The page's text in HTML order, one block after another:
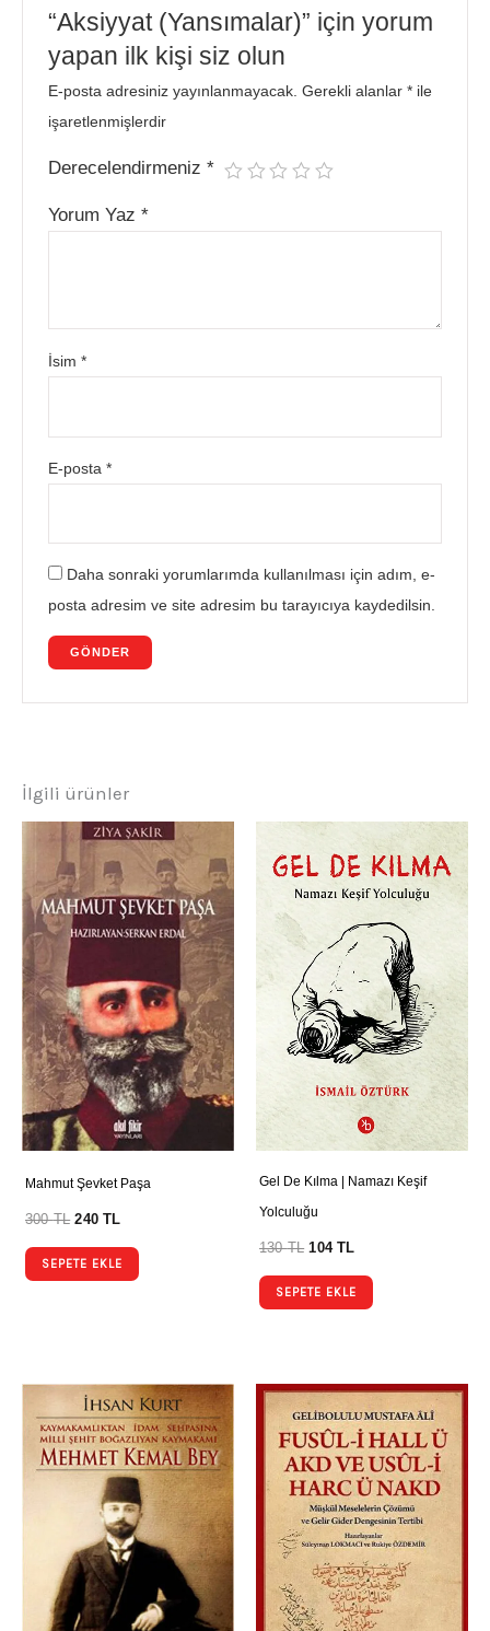
“Aksiyyat (Yansımalar)” için yorum
yapan ilk kişi siz olun
E-posta adresiniz yayınlanmayacak. Gerekli alanlar* ile
işaretlenmişlerdir
Derecelendirmeniz*
Yorum Yaz*
İsim*
E-posta*
Daha sonraki yorumlarımda kullanılması için adım, e-
posta adresim ve site adresim bu tarayıcıya kaydedilsin.
İlgili ürünler
Mahmut Şevket Paşa
300TL 240TL
SEPETE EKLE
Gel De Kılma | Namazı Keşif
Yolculuğu
130TL 104TL
SEPETE EKLE